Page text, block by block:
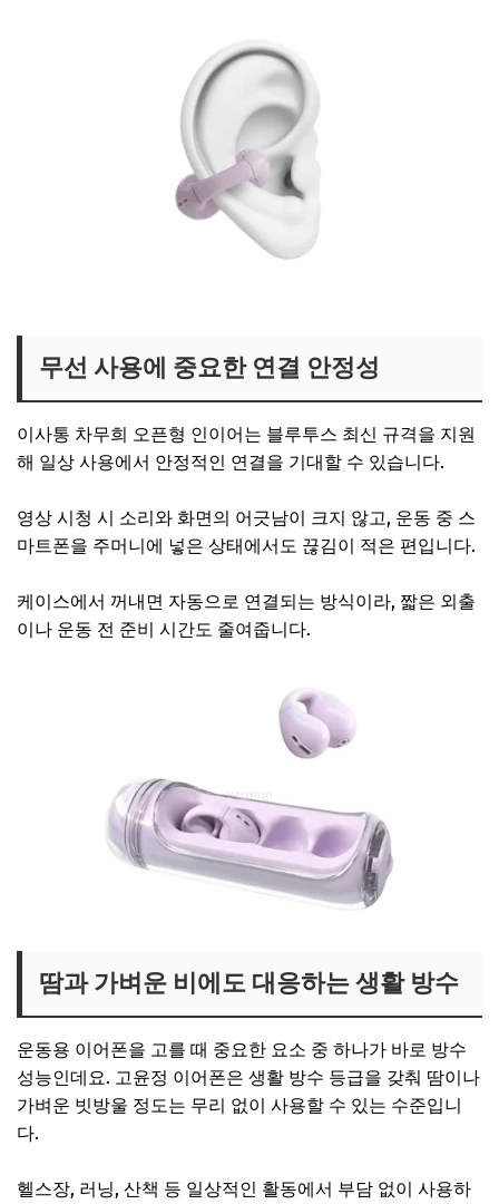
무선 사용에 중요한 연결 안정성
이사통 차무희 오픈형 인이어는 블루투스 최신 규격을 지원
해 일상 사용에서 안정적인 연결을 기대할 수 있습니다.
영상 시청 시 소리와 화면의 어긋남이 크지 않고, 운동 중 스
마트폰을 주머니에 넣은 상태에서도 끊김이 적은 편입니다.
케이스에서 꺼내면 자동으로 연결되는 방식이라, 짧은 외출
이나 운동 전 준비 시간도 줄여줍니다.
땀과 가벼운 비에도 대응하는 생활 방수
운동용 이어폰을 고를 때 중요한 요소 중 하나가 바로 방수
성능인데요. 고윤정 이어폰은 생활 방수 등급을 갖춰 땀이나
가벼운 빗방울 정도는 무리 없이 사용할 수 있는 수준입니
다.
헬스장, 러닝, 산책 등 일상적인 활동에서 부담 없이 사용하